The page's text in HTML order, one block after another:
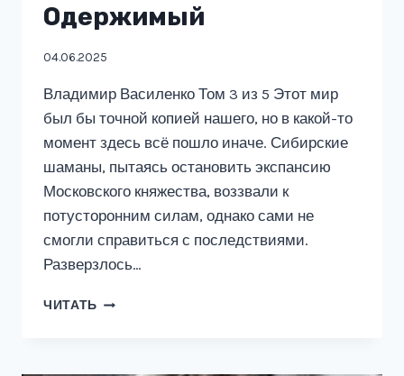
Одержимый
04.06.2025
Владимир Василенко Том 3 из 5 Этот мир
был бы точной копией нашего, но в какой-то
момент здесь всё пошло иначе. Сибирские
шаманы, пытаясь остановить экспансию
Московского княжества, воззвали к
потусторонним силам, однако сами не
смогли справиться с последствиями.
Разверзлось…
ЧИТАТЬ САЙБЕРИЯ